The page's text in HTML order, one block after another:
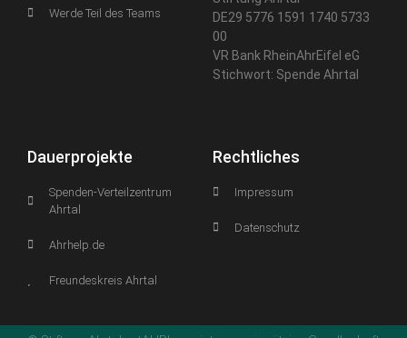
Werde Teil des Teams
DE29 5776 1591 1740 5733
00
VR Bank RheinAhrEifel eG
Stichwort: Spende Ahrtal
Dauerprojekte
Spenden-Verteilzentrum
Ahrtal
Ahrhelp.de
Freundeskreis Ahrtal
Rechtliches
Impressum
Datenschutz